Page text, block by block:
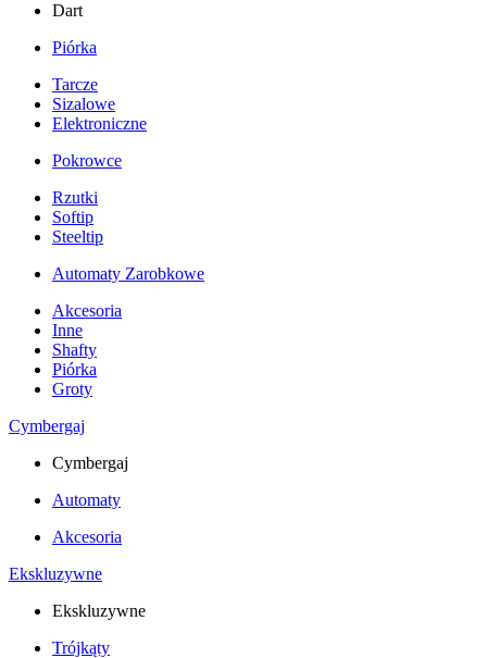
Dart
Piórka
Tarcze
Sizalowe
Elektroniczne
Pokrowce
Rzutki
Softip
Steeltip
Automaty Zarobkowe
Akcesoria
Inne
Shafty
Piórka
Groty
Cymbergaj
Cymbergaj
Automaty
Akcesoria
Ekskluzywne
Ekskluzywne
Trójkąty